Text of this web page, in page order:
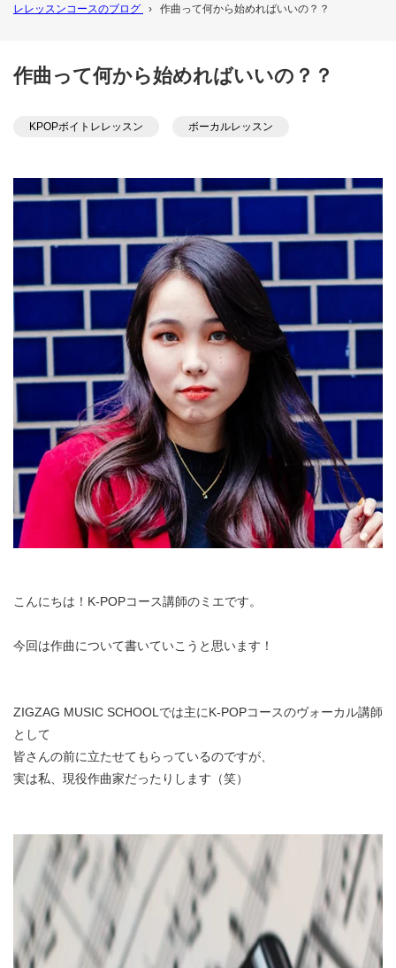
レレッスンコースのブログ
› 作曲って何から始めればいいの？？
作曲って何から始めればいいの？？
KPOPボイトレレッスン ボーカルレッスン
こんにちは！K-POPコース講師のミエです。
今回は作曲について書いていこうと思います！
ZIGZAG MUSIC SCHOOLでは主にK-POPコースのヴォーカル講師
として
皆さんの前に立たせてもらっているのですが、
実は私、現役作曲家だったりします（笑）